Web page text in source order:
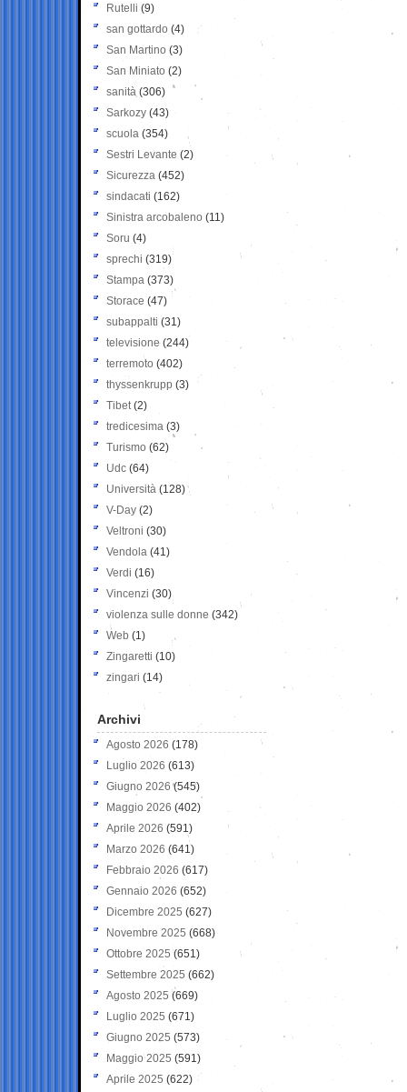
Rutelli (9)
san gottardo (4)
San Martino (3)
San Miniato (2)
sanità (306)
Sarkozy (43)
scuola (354)
Sestri Levante (2)
Sicurezza (452)
sindacati (162)
Sinistra arcobaleno (11)
Soru (4)
sprechi (319)
Stampa (373)
Storace (47)
subappalti (31)
televisione(244)
terremoto (402)
thyssenkrupp (3)
Tibet(2)
tredicesima (3)
Turismo (62)
Udc (64)
Università (128)
V-Day (2)
Veltroni (30)
Vendola (41)
Verdi (16)
Vincenzi (30)
violenza sulle donne (342)
Web (1)
Zingaretti (10)
zingari (14)
Archivi
Agosto 2026 (178)
Luglio 2026 (613)
Giugno 2026 (545)
Maggio 2026 (402)
Aprile 2026 (591)
Marzo 2026 (641)
Febbraio 2026 (617)
Gennaio 2026 (652)
Dicembre 2025 (627)
Novembre 2025 (668)
Ottobre 2025 (651)
Settembre 2025 (662)
Agosto 2025 (669)
Luglio 2025 (671)
Giugno 2025 (573)
Maggio 2025 (591)
Aprile 2025 (622)